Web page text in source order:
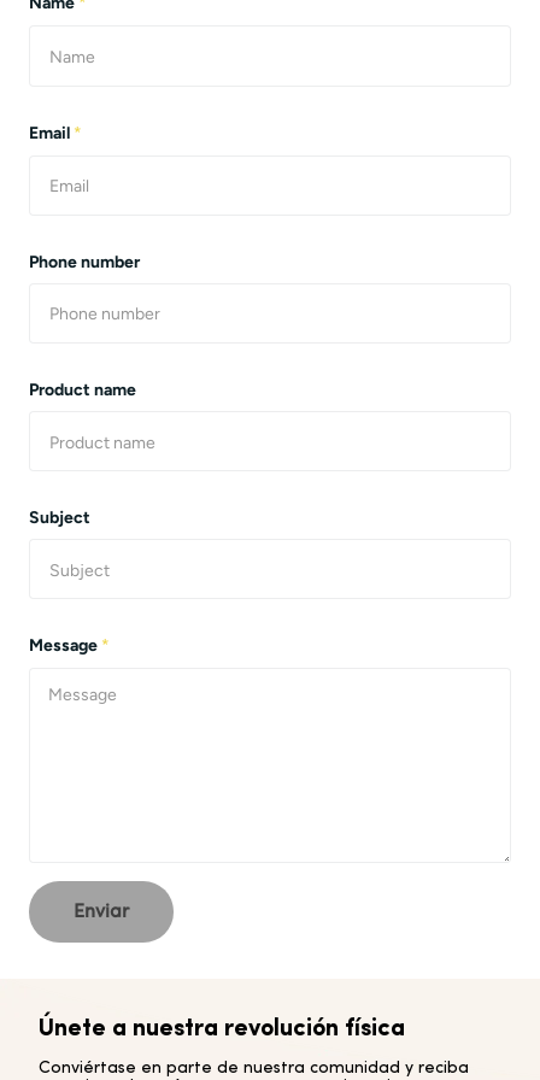
*
Email *
Phone number
Product name
Subject
Message *
Enviar
Únete a nuestra revolución física
Conviértase en parte de nuestra comunidad y reciba